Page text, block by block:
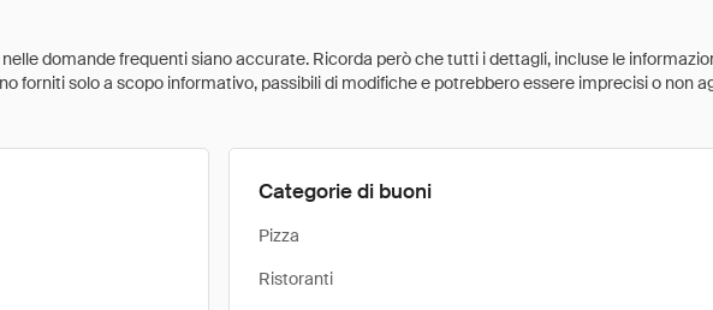
domande frequenti siano accurate. Ricorda però che tutti i dettagli, incluse le
forniti solo a scopo informativo, passibili di modifiche e potrebbero essere imprecisi o non
Categorie di buoni
Pizza
Ristoranti